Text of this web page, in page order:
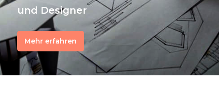
und Designer
Mehr erfahren